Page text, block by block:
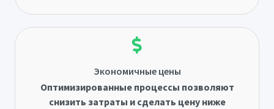
Экономичные цены
Оптимизированные процессы позволяют
снизить затраты и сделать цену ниже